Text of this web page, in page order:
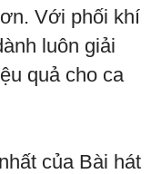
Với phối khí
luôn giải
quả cho ca
của Bài hát